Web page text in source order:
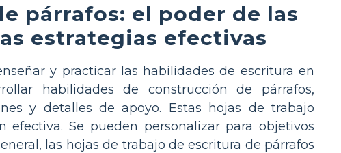
párrafos: el poder de las
estrategias efectivas
y practicar las habilidades de escritura en
habilidades de construcción de párrafos,
y detalles de apoyo. Estas hojas de trabajo
Se pueden personalizar para objetivos
las hojas de trabajo de escritura de párrafos